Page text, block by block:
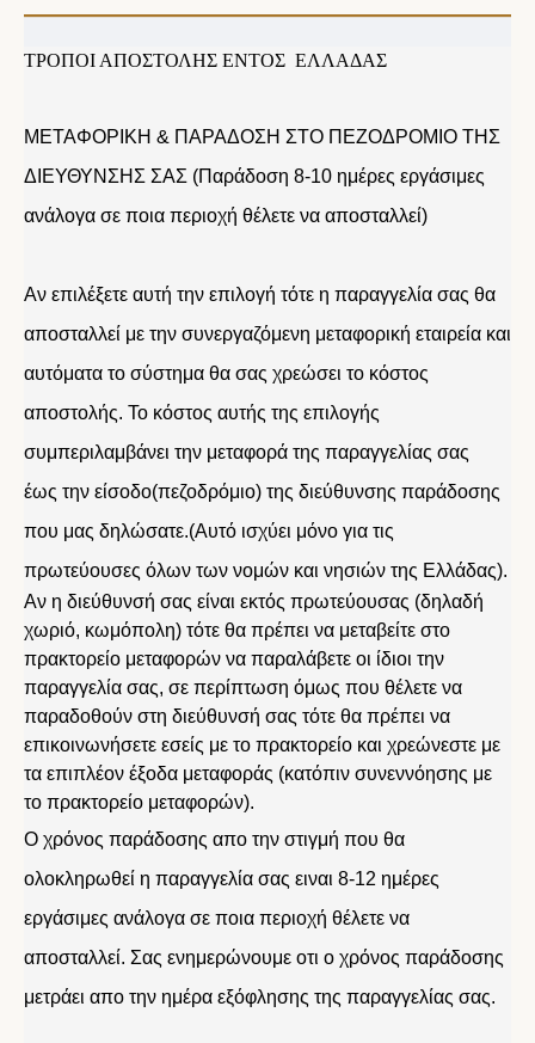
ΤΡΟΠΟΙ ΑΠΟΣΤΟΛΗΣ ΕΝΤΟΣ ΕΛΛΑΔΑΣ
ΜΕΤΑΦΟΡΙΚΗ & ΠΑΡΑΔΟΣΗ ΣΤΟ ΠΕΖΟΔΡΟΜΙΟ ΤΗΣ
ΔΙΕΥΘΥΝΣΗΣ ΣΑΣ (Παράδοση 8-10 ημέρες εργάσιμες
ανάλογα σε ποια περιοχή θέλετε να αποσταλλεί)
Αν επιλέξετε αυτή την επιλογή τότε η παραγγελία σας θα
αποσταλλεί με την συνεργαζόμενη μεταφορική εταιρεία και
αυτόματα το σύστημα θα σας χρεώσει το κόστος
αποστολής. Το κόστος αυτής της επιλογής
συμπεριλαμβάνει την μεταφορά της παραγγελίας σας
έως την είσοδο(πεζοδρόμιο) της διεύθυνσης παράδοσης
που μας δηλώσατε.(Αυτό ισχύει μόνο για τις
πρωτεύουσες όλων των νομών και νησιών της Ελλάδας).
Αν η διεύθυνσή σας είναι εκτός πρωτεύουσας (δηλαδή
χωριό, κωμόπολη) τότε θα πρέπει να μεταβείτε στο
πρακτορείο μεταφορών να παραλάβετε οι ίδιοι την
παραγγελία σας, σε περίπτωση όμως που θέλετε να
παραδοθούν στη διεύθυνσή σας τότε θα πρέπει να
επικοινωνήσετε εσείς με το πρακτορείο και χρεώνεστε με
τα επιπλέον έξοδα μεταφοράς (κατόπιν συνεννόησης με
το πρακτορείο μεταφορών).
Ο χρόνος παράδοσης απο την στιγμή που θα
ολοκληρωθεί η παραγγελία σας ειναι 8-12 ημέρες
εργάσιμες ανάλογα σε ποια περιοχή θέλετε να
αποσταλλεί. Σας ενημερώνουμε οτι ο χρόνος παράδοσης
μετράει απο την ημέρα εξόφλησης της παραγγελίας σας.